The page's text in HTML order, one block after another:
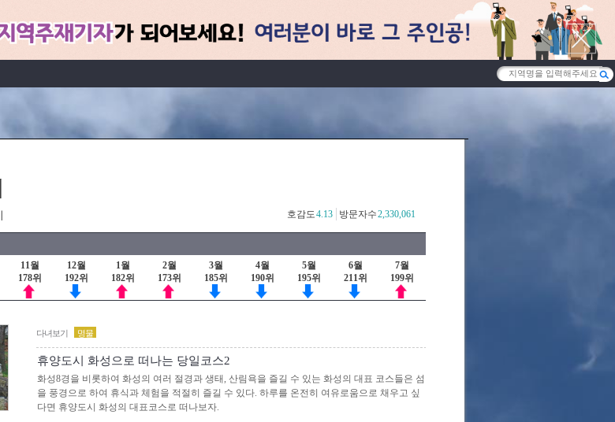
방문자수2,330,061
호감도4.13
11월
178위
12월
192위
1월
182위
2월
173위
3월
185위
4월
190위
5월
195위
6월
211위
7월
199위
다녀보기 명물
휴양도시 화성으로 떠나는 당일코스2
화성8경을 비롯하여 화성의 여러 절경과 생태, 산림욕을 즐길 수 있는 화성의 대표 코스들은 섬
을 풍경으로 하여 휴식과 체험을 적절히 즐길 수 있다. 하루를 온전히 여유로움으로 채우고 싶
다면 휴양도시 화성의 대표코스로 떠나보자.